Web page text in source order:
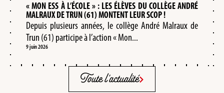
« MON ESS À L’ÉCOLE » : LES ÉLÈVES DU COLLÈGE ANDRÉ
MALRAUX DE TRUN (61) MONTENT LEUR SCOP !
Depuis plusieurs années, le collège André Malraux de
Trun (61) participe à l’action « Mon...
9 juin 2026
Toute l'actualité